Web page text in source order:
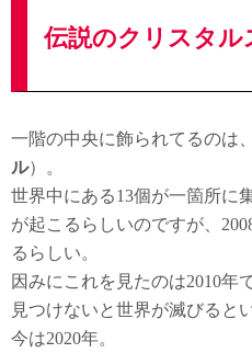
伝説のクリスタル
一階の中央に飾られてるのは、
ル）。
世界中にある13個が一箇所に
が起こるらしいのですが、
るらしい。
因みにこれを見たのは2010年
見つけないと世界が滅びると
今は2020年。